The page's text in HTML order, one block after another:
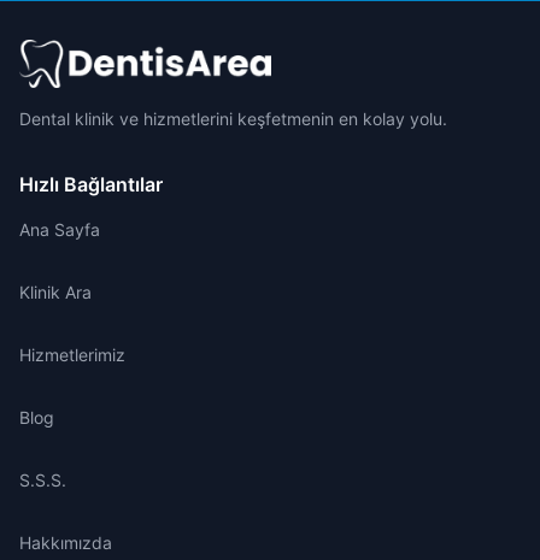
Dental klinik ve hizmetlerini keşfetmenin en kolay yolu.
Hızlı Bağlantılar
Ana Sayfa
Klinik Ara
Hizmetlerimiz
Blog
S.S.S.
Hakkımızda